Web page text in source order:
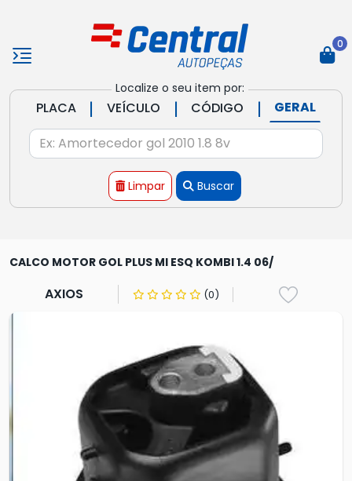
Localize o seu item por:
PLACA | VEÍCULO | CÓDIGO | GERAL
Limpar Buscar
0
CALCO MOTOR GOL PLUS MI ESQ KOMBI 1.4 06/
AXIOS (0)